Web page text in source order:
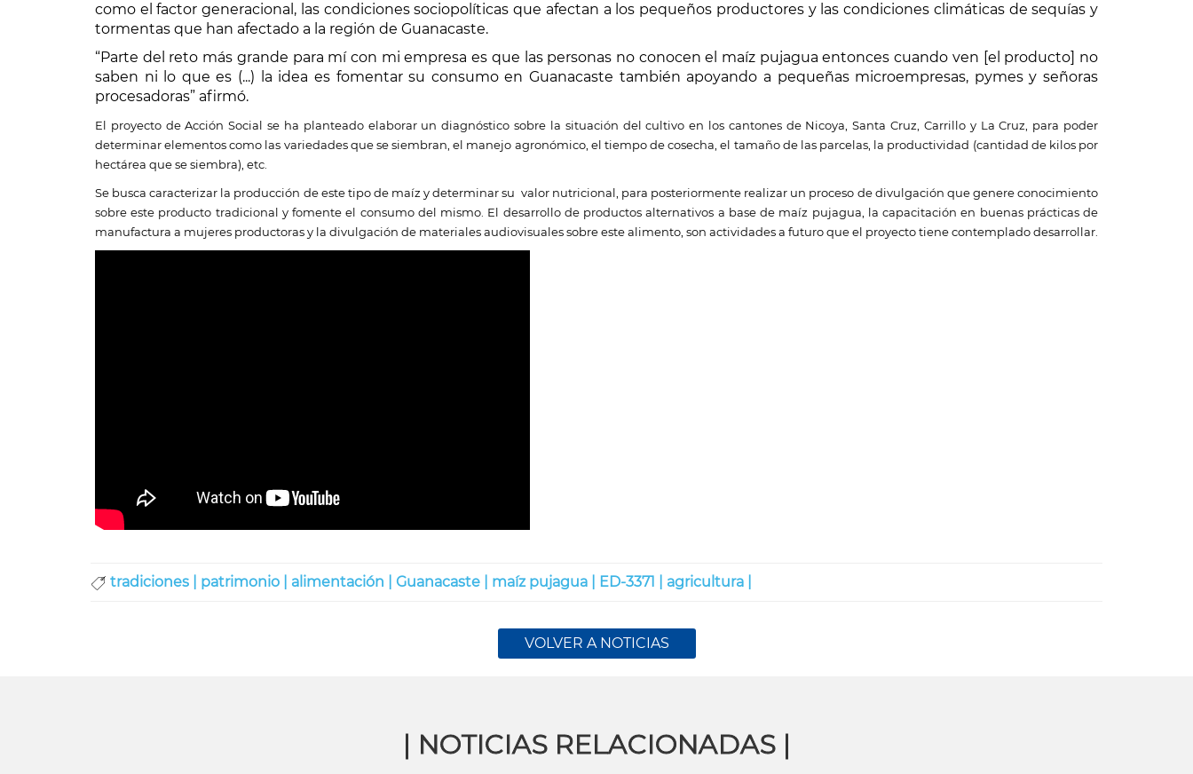
como el factor generacional, las condiciones sociopolíticas que afectan a los pequeños productores y las condiciones climáticas de sequías y
tormentas que han afectado a la región de Guanacaste.
“Parte del reto más grande para mí con mi empresa es que las personas no conocen el maíz pujagua entonces cuando ven [el producto] no
saben ni lo que es (...) la idea es fomentar su consumo en Guanacaste también apoyando a pequeñas microempresas, pymes y señoras
procesadoras” afirmó.
El proyecto de Acción Social se ha planteado elaborar un diagnóstico sobre la situación del cultivo en los cantones de Nicoya, Santa Cruz, Carrillo y La Cruz, para poder
determinar elementos como las variedades que se siembran, el manejo agronómico, el tiempo de cosecha, el tamaño de las parcelas, la productividad (cantidad de kilos por
hectárea que se siembra), etc.
Se busca caracterizar la producción de este tipo de maíz y determinar su valor nutricional, para posteriormente realizar un proceso de divulgación que genere conocimiento
sobre este producto tradicional y fomente el consumo del mismo. El desarrollo de productos alternativos a base de maíz pujagua, la capacitación en buenas prácticas de
manufactura a mujeres productoras y la divulgación de materiales audiovisuales sobre este alimento, son actividades a futuro que el proyecto tiene contemplado desarrollar.
tradiciones | patrimonio | alimentación | Guanacaste | maíz pujagua | ED-3371 | agricultura |
VOLVER A NOTICIAS
| NOTICIAS RELACIONADAS |